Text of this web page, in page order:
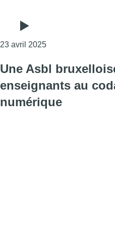
23 avril 2025Consulter l'article
Une Asbl
enseignants au
numérique